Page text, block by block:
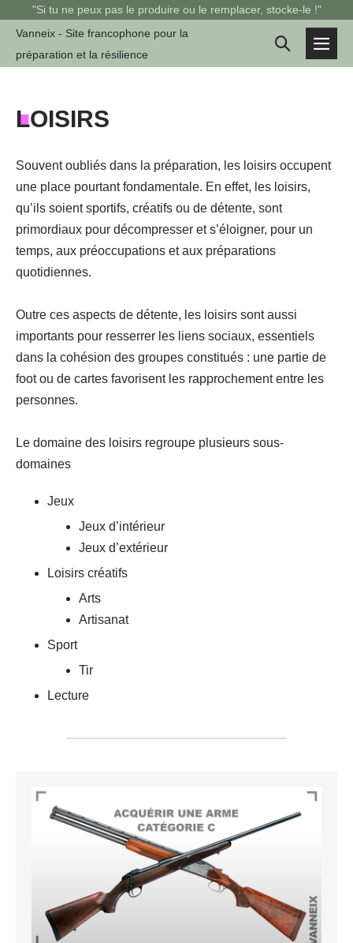
Sauter
contenu
"Si tu ne peux pas le produire ou le remplacer, stocke-le !"
Vanneix - Site francophone pour la
préparation et la résilience
Basculer
la
■
LOISIRS
Souvent oubliés dans la préparation, les loisirs occupent
une place pourtant fondamentale. En effet, les loisirs,
qu’ils soient sportifs, créatifs ou de détente, sont
primordiaux pour décompresser et s’éloigner, pour un
temps, aux préoccupations et aux préparations
quotidiennes.
Outre ces aspects de détente, les loisirs sont aussi
importants pour resserrer les liens sociaux, essentiels
dans la cohésion des groupes constitués : une partie de
foot ou de cartes favorisent les rapprochement entre les
personnes.
Le domaine des loisirs regroupe plusieurs sous-
domaines
Jeux
Jeux d’intérieur
Jeux d’extérieur
Loisirs créatifs
Arts
Artisanat
Sport
Tir
Lecture